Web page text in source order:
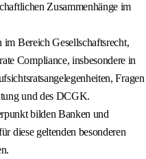
Zusammenhänge im
Bereich Gesellschaftsrecht,
Compliance, insbesondere in
Fragen
und des DCGK.
bilden Banken und
diese geltenden besonderen